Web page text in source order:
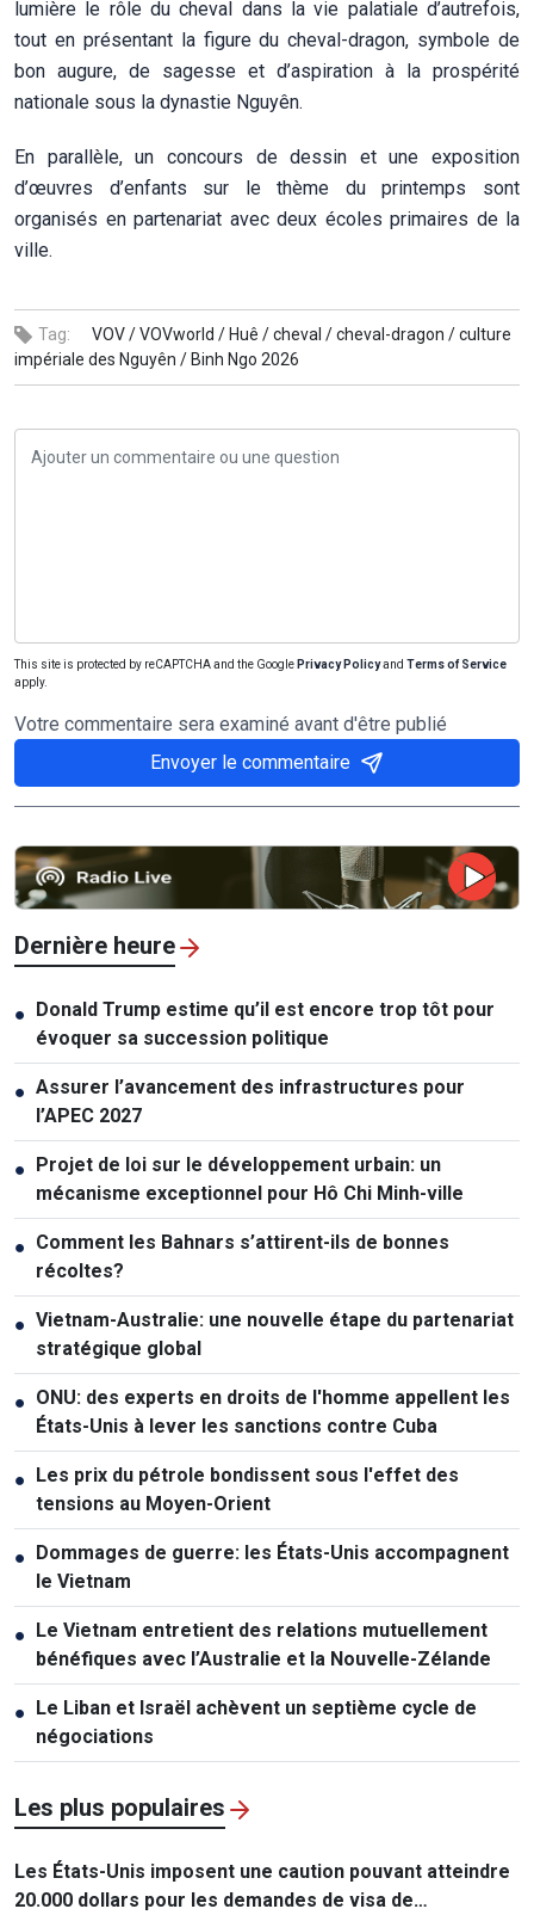
lumière le rôle du cheval dans la vie palatiale d’autrefois,
tout en présentant la figure du cheval-dragon, symbole de
bon augure, de sagesse et d’aspiration à la prospérité
nationale sous la dynastie Nguyên.
En parallèle, un concours de dessin et une exposition
d’œuvres d’enfants sur le thème du printemps sont
organisés en partenariat avec deux écoles primaires de la
ville.
Tag: VOV /VOVworld / Huê /cheval /cheval-dragon /culture
impériale des Nguyên / Binh Ngo 2026
This site is protected by reCAPTCHA and the Google Privacy Policyand Terms of Service
apply.
Votre commentaire sera examiné avant d'être publié
Envoyer le commentaire
Dernière heure
● Donald Trump estime qu’il est encore trop tôt pour
évoquer sa succession politique
● Assurer l’avancement des infrastructures pour
l’APEC 2027
● Projet de loi sur le développement urbain: un
mécanisme exceptionnel pour Hô Chi Minh-ville
● Comment les Bahnars s’attirent-ils de bonnes
récoltes?
● Vietnam-Australie: une nouvelle étape du partenariat
stratégique global
● ONU: des experts en droits de l'homme appellent les
États-Unis à lever les sanctions contre Cuba
● Les prix du pétrole bondissent sous l'effet des
tensions au Moyen-Orient
● Dommages de guerre: les États-Unis accompagnent
le Vietnam
● Le Vietnam entretient des relations mutuellement
bénéfiques avec l’Australie et la Nouvelle-Zélande
● Le Liban et Israël achèvent un septième cycle de
négociations
Les plus populaires
Les États-Unis imposent une caution pouvant atteindre
20.000 dollars pour les demandes de visa de